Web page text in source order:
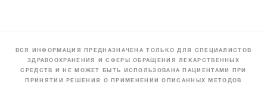
ВСЯ ИНФОРМАЦИЯ ПРЕДНАЗНАЧЕНА ТОЛЬКО ДЛЯ СПЕЦИАЛИСТОВ
ЗДРАВООХРАНЕНИЯ И СФЕРЫ ОБРАЩЕНИЯ ЛЕКАРСТВЕННЫХ
СРЕДСТВ И НЕ МОЖЕТ БЫТЬ ИСПОЛЬЗОВАНА ПАЦИЕНТАМИ ПРИ
ПРИНЯТИИ РЕШЕНИЯ О ПРИМЕНЕНИИ ОПИСАННЫХ МЕТОДОВ